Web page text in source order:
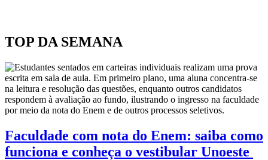
TOP DA SEMANA
Faculdade com nota do Enem: saiba como
funciona e conheça o vestibular Unoeste